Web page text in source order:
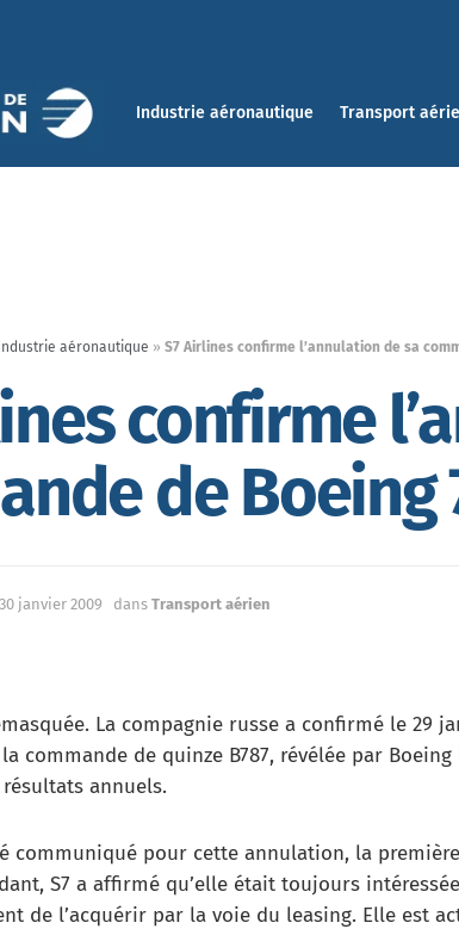
Industrie aéronautique Transport
Industrie aéronautique » S7 Airlines confirme l’annulation de sa
confirme
de Boeing
30 janvier 2009 dans Transport aérien
La compagnie russe a confirmé le 29
commande de quinze B787, révélée par
annuels.
communiqué pour cette annulation, la
S7 a affirmé qu’elle était toujours
de l’acquérir par la voie du leasing. Elle est